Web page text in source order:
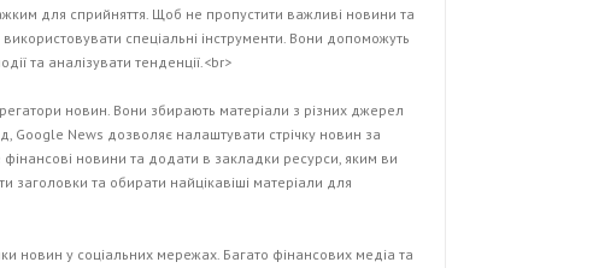
для сприйняття. Щоб не пропустити важливі новини та
спеціальні інструменти. Вони допоможуть
та аналізувати тенденції.<br>
новин. Вони збирають матеріали з різних джерел
Google News дозволяє налаштувати стрічку новин за
новини та додати в закладки ресурси, яким ви
та обирати найцікавіші матеріали для
новин у соціальних мережах. Багато фінансових медіа та